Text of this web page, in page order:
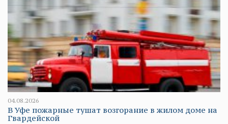
04.08.2026
В Уфе пожарные тушат возгорание в жилом доме на
Гвардейской